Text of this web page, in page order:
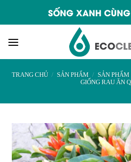
SỐNG XANH CÙNG
TRANG CHỦ / SẢN PHẨM / SẢN PHẨM
GIỐNG RAU ĂN